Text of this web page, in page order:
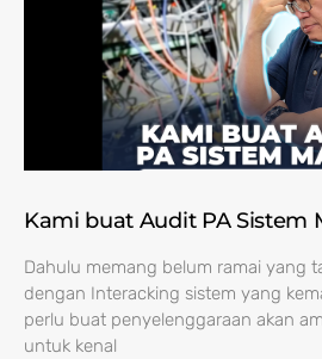
Kami buat Audit PA Sistem
Dahulu memang belum ramai yang
dengan Interacking sistem yang
perlu buat penyelenggaraan akan
untuk kenal